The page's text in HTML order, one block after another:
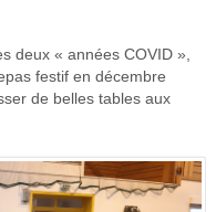
deux « années COVID »,
festif en décembre
de belles tables aux